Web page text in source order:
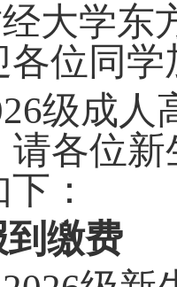
大学东
各位同
级成人
请各位
：
到缴费